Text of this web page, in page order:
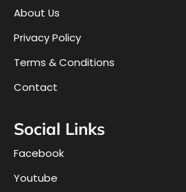
About Us
Privacy Policy
Terms & Conditions
Contact
Social Links
Facebook
Youtube